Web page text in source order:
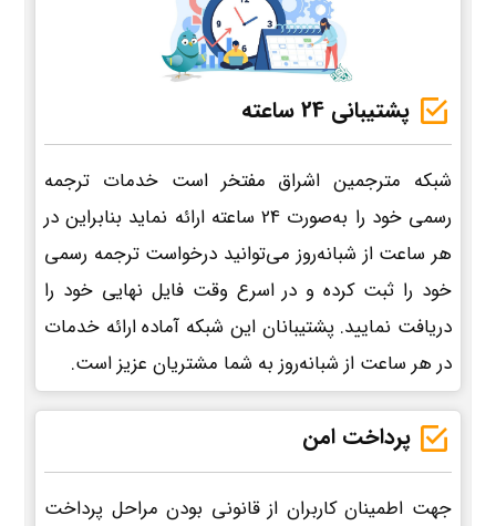
پشتیبانی 24 ساعته
شبکه مترجمین اشراق مفتخر است خدمات ترجمه
رسمی خود را به‌صورت 24 ساعته ارائه نماید بنابراین در
هر ساعت از شبانه‌روز می‌توانید درخواست ترجمه رسمی
خود را ثبت کرده و در اسرع وقت فایل نهایی خود را
دریافت نمایید. پشتیبانان این شبکه آماده ارائه خدمات
در هر ساعت از شبانه‌روز به شما مشتریان عزیز است.
پرداخت امن
جهت اطمینان کاربران از قانونی بودن مراحل پرداخت